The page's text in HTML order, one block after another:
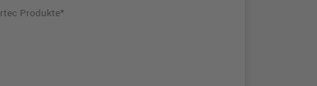
Produkte*